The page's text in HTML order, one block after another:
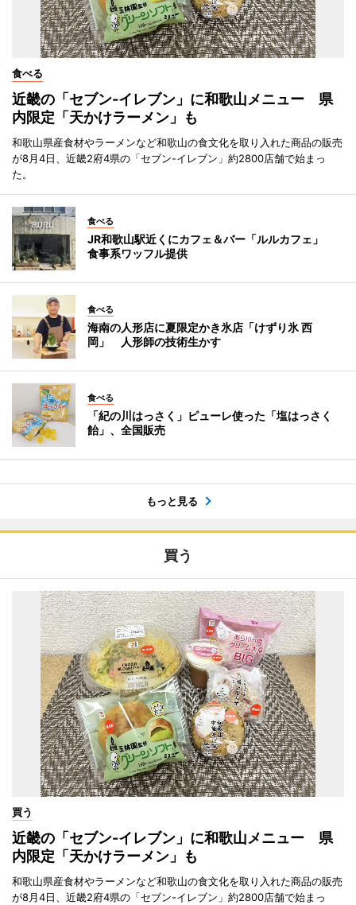
食べる
近畿の「セブン-イレブン」に和歌山メニュー 県
内限定「天かけラーメン」も
和歌山県産食材やラーメンなど和歌山の食文化を取り入れた商品の販売
が8月4日、近畿2府4県の「セブン-イレブン」約2800店舗で始まっ
た。
食べる
JR和歌山駅近くにカフェ＆バー「ルルカフェ」
食事系ワッフル提供
食べる
海南の人形店に夏限定かき氷店「けずり氷 西
岡」 人形師の技術生かす
食べる
「紀の川はっさく」ピューレ使った「塩はっさく
飴」、全国販売
もっと見る
買う
買う
近畿の「セブン-イレブン」に和歌山メニュー 県
内限定「天かけラーメン」も
和歌山県産食材やラーメンなど和歌山の食文化を取り入れた商品の販売
が8月4日、近畿2府4県の「セブン-イレブン」約2800店舗で始まっ